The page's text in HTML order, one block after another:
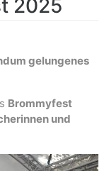
2025
gelungenes
Brommyfest
und